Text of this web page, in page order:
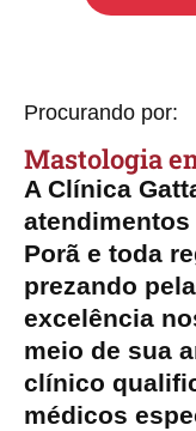
Procurando por:
Mastologia​
A Clínica
Porã e toda
prezando
excelência
meio de sua
clínico
médicos